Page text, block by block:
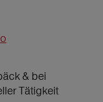
& bei
Tätigkeit